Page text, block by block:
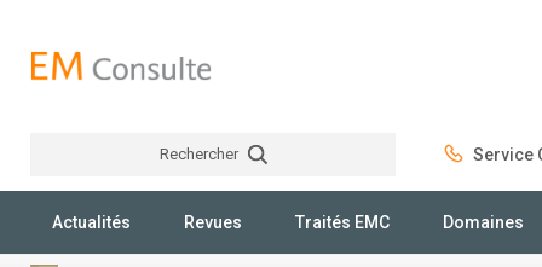
Rechercher Service
Actualités Revues Traités EMC Domaines